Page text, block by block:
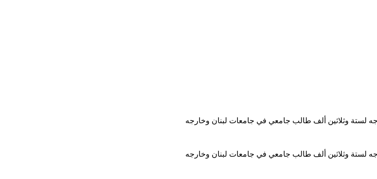
لستة وثلاثين ألف طالب جامعي في جامعات لبنان وخارجه
لستة وثلاثين ألف طالب جامعي في جامعات لبنان وخارجه